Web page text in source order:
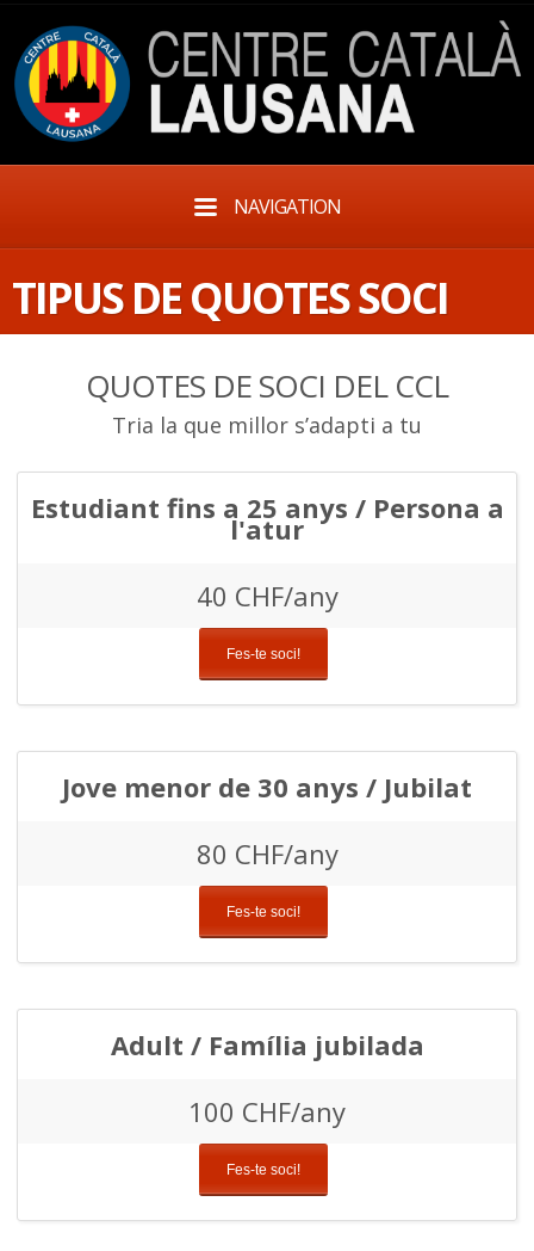
NAVIGATION
TIPUS DE QUOTES SOCI
QUOTES DE SOCI DEL CCL
Tria la que millor s’adapti a tu
Estudiant fins a 25 anys / Persona a
l'atur
40 CHF/any
Fes-te soci!
Jove menor de 30 anys / Jubilat
80 CHF/any
Fes-te soci!
Adult / Família jubilada
100 CHF/any
Fes-te soci!